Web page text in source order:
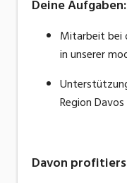
Deine Aufgaben:
Mitarbeit bei
in unserer
Region
Davon